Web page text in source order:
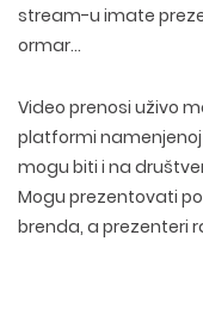
stream-u imate
ormar…
Video prenosi uživo
platformi namenjenoj
mogu biti i na
Mogu prezentovati
brenda, a prezenteri